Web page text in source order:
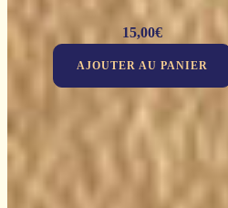
15,00€
AJOUTER AU PANIER